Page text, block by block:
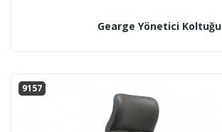
Gearge Yönetici Koltuğu
9157